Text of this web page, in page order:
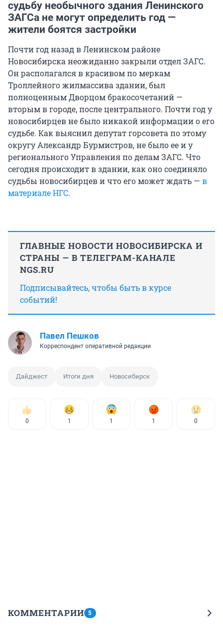
судьбу необычного здания Ленинского
ЗАГСа не могут определить год —
жители боятся застройки
Почти год назад в Ленинском районе
Новосибирска неожиданно закрыли отдел ЗАГС.
Он располагался в красивом по меркам
Троллейного жилмассива здании, был
полноценным Дворцом бракосочетаний —
вторым в городе, после центрального. Почти год у
новосибирцев не было никакой информации о его
судьбе. Как выяснил депутат горсовета по этому
округу Александр Бурмистров, не было ее и у
регионального Управления по делам ЗАГС. Что
сегодня происходит в здании, как оно соединяло
судьбы новосибирцев и что его может ждать — в
материале НГС.
ГЛАВНЫЕ НОВОСТИ НОВОСИБИРСКА И
СТРАНЫ — В ТЕЛЕГРАМ-КАНАЛЕ
NGS.RU
Подписывайтесь, чтобы быть в курсе
событий!
Павел Пешков
Корреспондент оперативной редакции
Дайджест Итоги дня Новосибирск
0 1 1 1 0
КОММЕНТАРИИ 5